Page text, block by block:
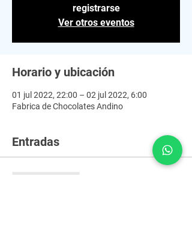
registrarse
Ver otros eventos
Horario y ubicación
01 jul 2022, 22:00 – 02 jul 2022, 6:00
Fabrica de Chocolates Andino
Entradas